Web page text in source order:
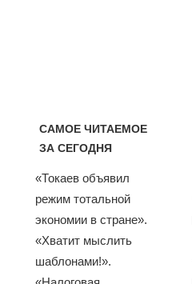
САМОЕ ЧИТАЕМОЕ
ЗА СЕГОДНЯ
«Токаев объявил
режим тотальной
экономии в стране».
«Хватит мыслить
шаблонами!».